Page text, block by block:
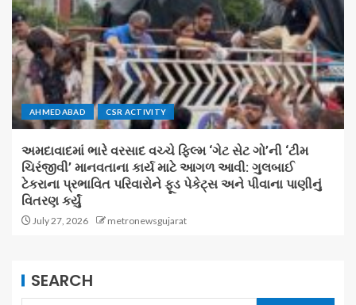
AHMEDABAD CSR ACTIVITY
અમદાવાદમાં ભારે વરસાદ વચ્ચે ફિલ્મ ‘ગેટ સેટ ગો’ની ‘ટીમ
ચિરંજીવી’ માનવતાના કાર્ય માટે આગળ આવી: ગુલબાઈ
ટેકરાના પ્રભાવિત પરિવારોને ફૂડ પેકેટ્સ અને પીવાના પાણીનું
વિતરણ કર્યું
July 27, 2026 metronewsgujarat
SEARCH